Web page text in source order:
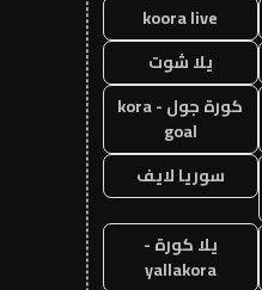
koora live
يلا شوت
كورة جول - kora
goal
سوريا لايف
يلا كورة -
yallakora